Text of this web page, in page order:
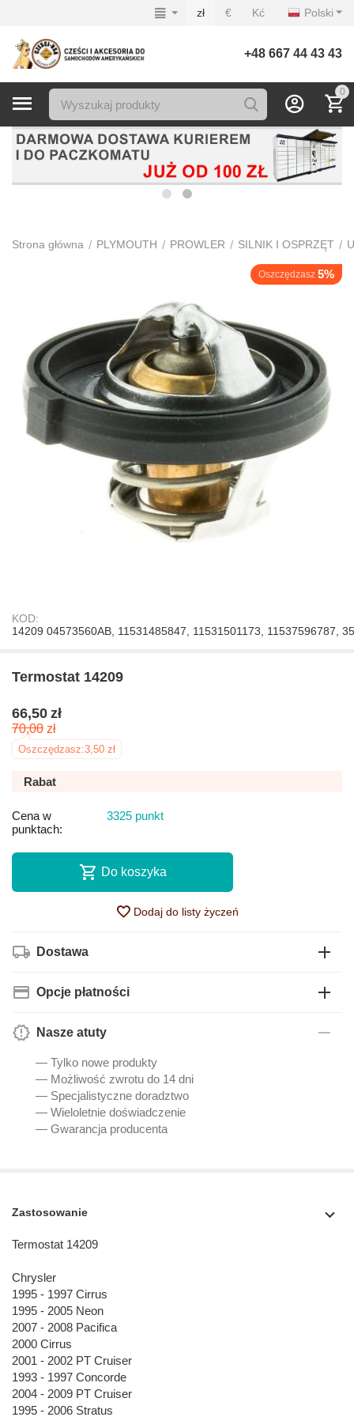
Polski
zł € Kć
+48 667 44 43 43
0
Strona główna / PLYMOUTH / PROWLER / SILNIK I OSPRZĘT /
Oszczędzasz 5%
KOD:
14209 04573560AB, 11531485847, 11531501173, 11537596787,
Termostat 14209
66,50 zł
70,00 zł
Oszczędzasz:3,50 zł
Rabat
Cena w
punktach:
3325 punkt
Do koszyka
Dodaj do listy życzeń
Dostawa
Opcje płatności
Nasze atuty
— Tylko nowe produkty
— Możliwość zwrotu do 14 dni
— Specjalistyczne doradztwo
— Wieloletnie doświadczenie
— Gwarancja producenta
Zastosowanie
Termostat 14209
Chrysler
1995 - 1997 Cirrus
1995 - 2005 Neon
2007 - 2008 Pacifica
2000 Cirrus
2001 - 2002 PT Cruiser
1993 - 1997 Concorde
2004 - 2009 PT Cruiser
1995 - 2006 Stratus